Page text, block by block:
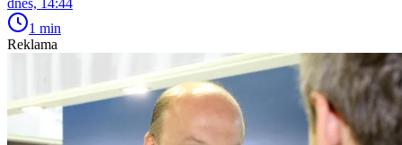
1 min
Reklama